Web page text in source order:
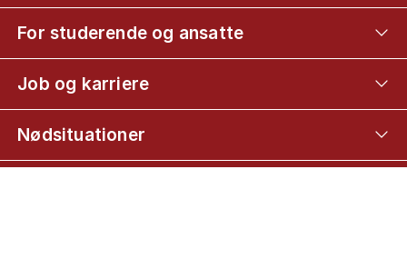
For studerende og ansatte
Job og karriere
Nødsituationer